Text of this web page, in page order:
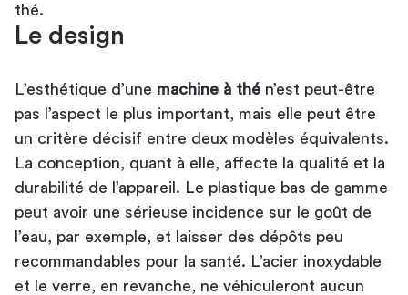
thé.
Le design
L’esthétique d’une machine à thé n’est peut-être
pas l’aspect le plus important, mais elle peut être
un critère décisif entre deux modèles équivalents.
La conception, quant à elle, affecte la qualité et la
durabilité de l’appareil. Le plastique bas de gamme
peut avoir une sérieuse incidence sur le goût de
l’eau, par exemple, et laisser des dépôts peu
recommandables pour la santé. L’acier inoxydable
et le verre, en revanche, ne véhiculeront aucun